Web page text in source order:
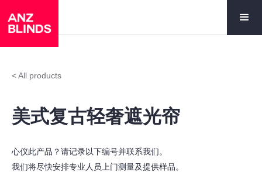
< All products
美式复古轻奢遮光帘
心仪此产品？请记录以下编号并联系我们。
我们将尽快安排专业人员上门测量及提供样品。